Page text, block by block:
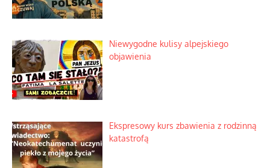
Niewygodne kulisy alpejskiego
objawienia
Ekspresowy kurs zbawienia z rodzinną
katastrofą